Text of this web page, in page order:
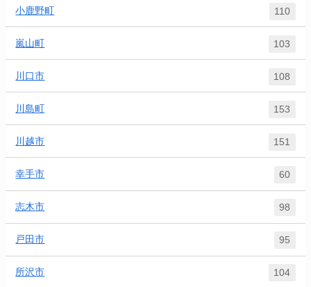
小鹿野町 110
嵐山町 103
川口市 108
川島町 153
川越市 151
幸手市 60
志木市 98
戸田市 95
所沢市 104